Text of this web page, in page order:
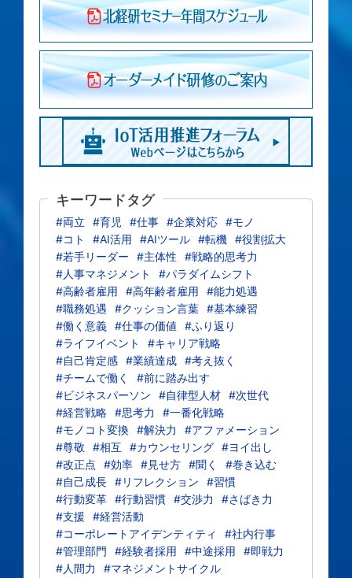
キーワードタグ
#両立 #育児 #仕事 #企業対応 #モノ
#コト
#AI活用 #AIツール #転機 #役割拡大
#若手リーダー
#主体性
#戦略的思考力
#人事マネジメント
#パラダイムシフト
#高齢者雇用
#高年齢者雇用
#能力処遇
#職務処遇
#クッション言葉 #基本練習
#働く意義 #仕事の価値
#ふり返り
#ライフイベント
#キャリア戦略
#自己肯定感 #業績達成 #考え抜く
#チームで働く
#前に踏み出す
#ビジネスパーソン
#自律型人材 #次世代
#経営戦略 #思考力
#一番化戦略
#モノコト変換 #解決力
#アファメーション
#尊敬
#相互 #カウンセリング #ヨイ出し
#改正点
#効率 #見せ方 #聞く
#巻き込む
#自己成長 #リフレクション
#習慣
#行動変革 #行動習慣 #交渉力
#さばき力
#支援
#経営活動
#コーポレートアイデンティティ
#社内行事
#管理部門
#経験者採用 #中途採用
#即戦力
#人間力
#マネジメントサイクル